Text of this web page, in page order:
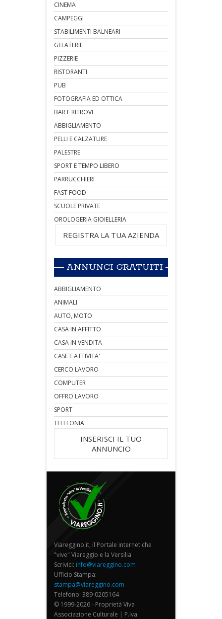
CINEMA
CAMPEGGI
STABILIMENTI BALNEARI
GELATERIE
PIZZERIE
RISTORANTI
PUB
FOTOGRAFIA ED OTTICA
BAR E RITROVI
ABBIGLIAMENTO
PELLI E CALZATURE
PALESTRE
SPORT E TEMPO LIBERO
PARRUCCHIERI
FAST FOOD
SCUOLE PRIVATE
OROLOGERIA GIOIELLERIA
REGISTRA LA TUA AZIENDA
ANNUNCI GRATUITI
ABBIGLIAMENTO
ANIMALI
AUTO, MOTO
CASA IN AFFITTO
CASA IN VENDITA
CASE E ATTIVITA'
CERCO LAVORO
COMPUTER
OFFRO LAVORO
SPORT
TELEFONIA
INSERISCI IL TUO
ANNUNCIO
Viareggino.it, il Portale internet che
"vive" Viareggio e la Versilia
Scrivici: info@viareggino.com
Ufficio Stampa:
stampa@viareggino.com
Telefono: 389-0205164
© 1999-2026 - Proprietà Viva
Associazione Culturale | P.Iva